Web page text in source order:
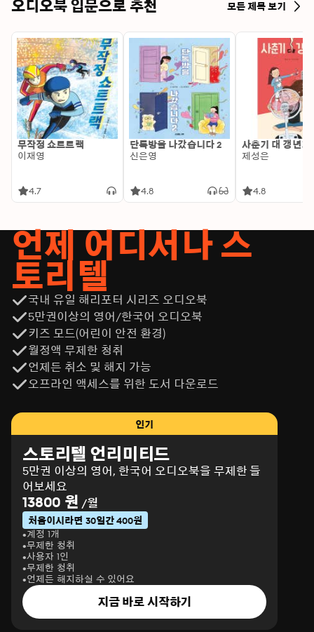
자기주장을 두려워 말라ㆍ 내가 하는 일을 남이 알게 하라ㆍ
다Chapter 5. 일과 삶의 밸런스를 지켜라ㆍ 어떻게 삶의 균
형을 유지할 수 있을까ㆍ 나를 늘 설레게 하는 열정 ㆍ 죽음
과 불운, 그 모든 삶의 리듬 속에서ㆍ 나이가 든다는 것은, 성
장한다는 것이다ㆍ 백발의 기자를 꿈꾸며저자: 조주희현 미
국 ABC 뉴스 한국 지국장. 30여 년 동안 미국, 싱가포르, 한
국 등을 커버하며 국제 정세를 전하는 외신기자이자 전 방위
적 글로벌 미디어 전문가.이화여자대학교 정치외교학과 1학
년을 마치고, 워싱턴 D.C.로 유학길을 떠나 조지타운 대학에
에서 통역사로 활동하고 CBS 워싱턴 D.C. 지국에서 인턴십
뉴스 한국 지국장을 겸임했다. KBS에서 시사보도 프로그램
을 진행했고, 연세대에서 신문방송학과 강사로 활동, 2013
년 서울대학교에서 내한한 에릭 슈미트 구글 회장과 ‘어떻게
미래를 준비할지’에 대한 주제로 대담을 나눴다. 2013년부
터 2015년까지 파리 OECD에서 포럼을 진행하고, 2016년부
터 서울에서 열린 아시안 리더십 컨퍼런스에서 진행을 맡는
등 주로 ‘여권 신장’과 ‘저널리즘의 미래’에 관한 주제로 국제
회의를 진행하는 모더레이터로 활동 중이다.1999년 미국
MDDC 뉴스기관 독자적인 조사 보도상, 2007년 그레이시
어워드 우수 다큐멘터리상, 2007년 올해의 여성상을 수상
했다. 2009년 제30회 에미상 브레이킹 뉴스 스토리 부문 최
해외언론부문을 수상했다. ABC 뉴스에서 전 세계 7명 있는
글로벌 디지털 기자로 발탁돼 한국을 포함한 아시아 전체를
담당하고 있으며, 전 세계에서 클릭 수가 가장 많은 뉴스 웹
사이트 abcnews.com을 통해 온에어로 그가 뉴스를 전달하
는 모습을 볼 수 있다. 저서로 『아름답게 욕망하라』가 있
다.낭독자: 임윤선CJ E&M 8기 성우로서, ‘괴짜가족’, ‘나루
토’, ‘신비아파트’, ‘명탐정 코난’, ‘요괴워치’, ‘테니스 왕자’ 등
다수의 애니메이션에 출연했으며, 삽입곡을 부르기도 했다.
출판사 서평:어떤 상황에서도 대응할 수 있는 ‘유연함’의 다
른 말? ‘우아한 저항’미국 방송사의 특파원 겸 지국장으로 현
장에서 뛰며 마주쳤던 사회적 모순과 차별을 극복해온 저자
는 사회에서 저마다의 역할을 하는 여성들에게 불합리한 선
을 끊임없이 제시하는 사회에 적절히 대응하기 위해서는 무
엇보다 어떤 상황에서도 당황하지 않고 대응할 수 있는 여
오디오북 입문으로 추천 모든 제목 보기
무작정 쇼트트랙
이재영
4.7
단톡방을 나갔습니다 2
신은영
4.8
사춘기 대 갱년기
제성은
4.8
언제 어디서나 스
토리텔
국내 유일 해리포터 시리즈 오디오북
5만권이상의 영어/한국어 오디오북
키즈 모드(어린이 안전 환경)
월정액 무제한 청취
언제든 취소 및 해지 가능
오프라인 액세스를 위한 도서 다운로드
인기
스토리텔 언리미티드
5만권 이상의 영어, 한국어 오디오북을 무제한 들
어보세요
13800 원 /월
처음이시라면 30일간 400원
계정 1개
무제한 청취
사용자 1인
무제한 청취
언제든 해지하실 수 있어요
지금 바로 시작하기